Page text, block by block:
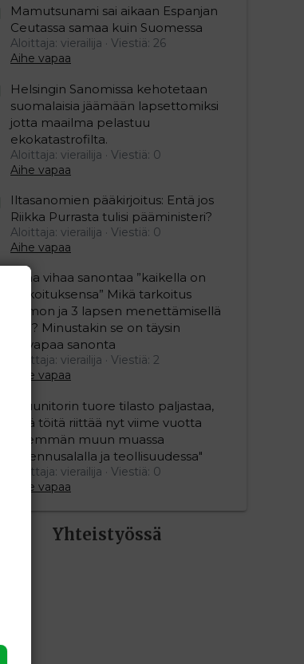
Mamutsunami sai aikaan Espanjan
Ceutassa samaa kuin Suomessa
Aloittaja: vierailija
Viestiä: 26
Aihe vapaa
Helsingin Sanomissa kehotetaan
suomalaisia jäämään lapsettomiksi
jotta maailma pelastuu
ekokatastrofilta.
Aloittaja: vierailija
Viestiä: 0
Aihe vapaa
Iltasanomien pääkirjoitus: Entä jos
Riikka Purrasta tulisi pääministeri?
Aloittaja: vierailija
Viestiä: 0
Aihe vapaa
Juha vihaa sanontaa ”kaikella on
tarkoituksensa” Mikä tarkoitus
vaimon ja 3 lapsen menettämisellä
olisi? Minustakin se on täysin
älyvapaa sanonta
Aloittaja: vierailija
Viestiä: 2
Aihe vapaa
"Duunitorin tuore tilasto paljastaa,
että töitä riittää nyt viime vuotta
enemmän muun muassa
rakennusalalla ja teollisuudessa"
Aloittaja: vierailija
Viestiä: 0
Aihe vapaa
Yhteistyössä